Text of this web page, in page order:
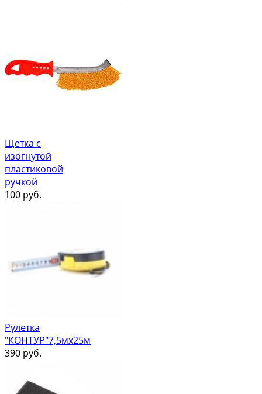
Щетка с
изогнутой
пластиковой
ручкой
100 руб.
Рулетка
"КОНТУР"7,5мх25м
390 руб.